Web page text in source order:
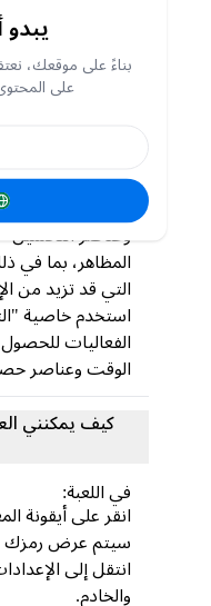
عملة
exclusive items,
in the game’s shop.
ما هي استخدامات نايان
يمكنك استخدام تطبيق Nyan Berry لشراء:
المظاهر، بما في ذلك
التي قد تزيد من
استخدم خاصية
الفعاليات للحصول على
الوقت وعناصر حصرية
كيف يمكنني العثور
في اللعبة:
انقر على أيقونة
سيتم عرض رمزك
انتقل إلى الإعدادات
والخادم.
يبدو أنك
بناءً على موقعك، نعتقد
على المحتوى